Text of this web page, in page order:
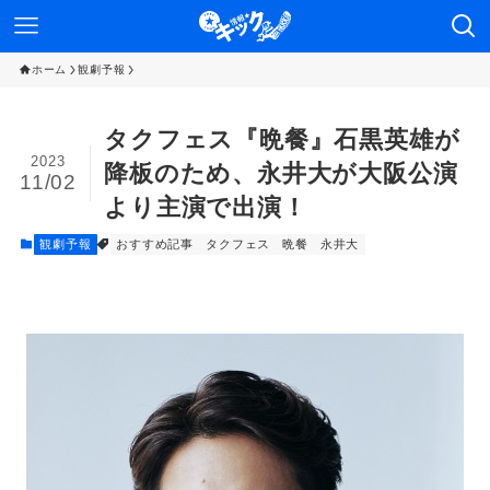
ホーム 観劇予報
タクフェス『晩餐』石黒英雄が
降板のため、永井大が大阪公演
より主演で出演！
2023
11/02
観劇予報 おすすめ記事 タクフェス 晩餐 永井大